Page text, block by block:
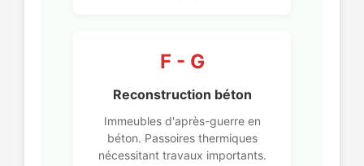
F - G
Reconstruction béton
Immeubles d'après-guerre en
béton. Passoires thermiques
nécessitant travaux importants.